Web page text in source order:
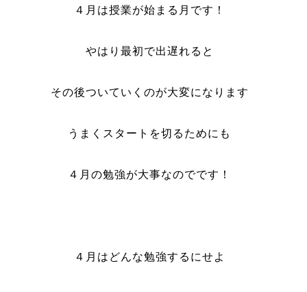
４月は授業が始まる月です！
やはり最初で出遅れると
その後ついていくのが大変になります
うまくスタートを切るためにも
４月の勉強が大事なのでです！
４月はどんな勉強するにせよ